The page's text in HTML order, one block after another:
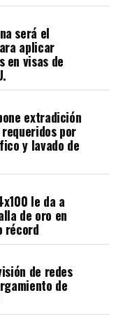
será el
aplicar
en visas de
extradición
por
y lavado de
le da a
de oro en
récord
de redes
de